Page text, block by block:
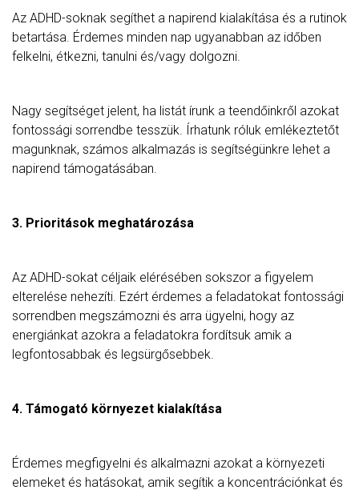
Az ADHD-soknak segíthet a napirend kialakítása és a rutinok
betartása. Érdemes minden nap ugyanabban az időben
felkelni, étkezni, tanulni és/vagy dolgozni.
Nagy segítséget jelent, ha listát írunk a teendőinkről azokat
fontossági sorrendbe tesszük. Írhatunk róluk emlékeztetőt
magunknak, számos alkalmazás is segítségünkre lehet a
napirend támogatásában.
3. Prioritások meghatározása
Az ADHD-sokat céljaik elérésében sokszor a figyelem
elterelése nehezíti. Ezért érdemes a feladatokat fontossági
sorrendben megszámozni és arra ügyelni, hogy az
energiánkat azokra a feladatokra fordítsuk amik a
legfontosabbak és legsürgősebbek.
4. Támogató környezet kialakítása
Érdemes megfigyelni és alkalmazni azokat a környezeti
elemeket és hatásokat, amik segítik a koncentrációnkat és